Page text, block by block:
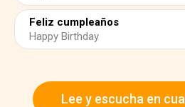
Feliz cumpleaños
Happy Birthday
Lee y escucha en